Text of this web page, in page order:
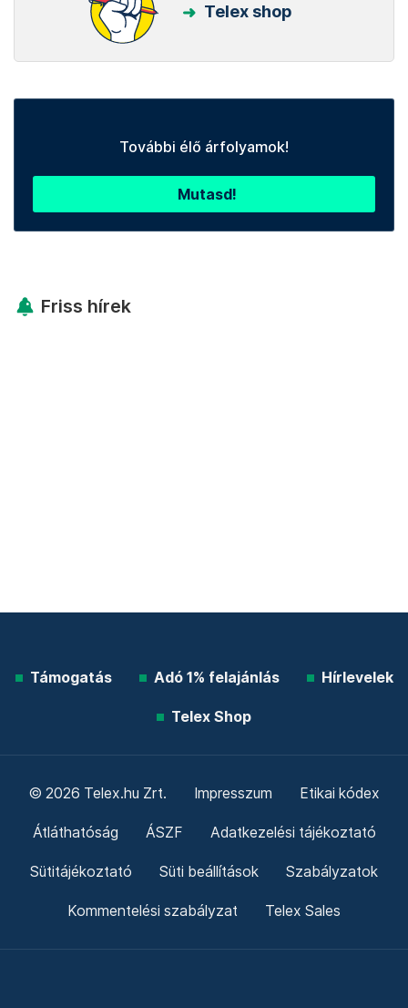
Telex shop
További élő árfolyamok!
Mutasd!
Friss hírek
Támogatás Adó 1% felajánlás Hírlevelek
Telex Shop
© 2026 Telex.hu Zrt. Impresszum Etikai kódex
Átláthatóság ÁSZF Adatkezelési tájékoztató
Sütitájékoztató Süti beállítások Szabályzatok
Kommentelési szabályzat Telex Sales